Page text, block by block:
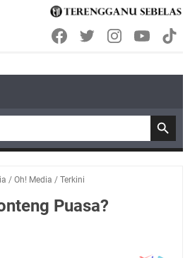
/ Oh! Media / Terkini
Puasa?